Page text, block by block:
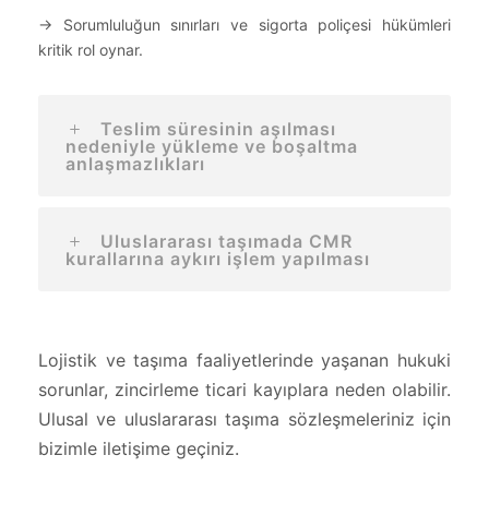
→ Sorumluluğun sınırları ve sigorta poliçesi hükümleri
kritik rol oynar.
Teslim süresinin aşılması
nedeniyle yükleme ve boşaltma
anlaşmazlıkları
Uluslararası taşımada CMR
kurallarına aykırı işlem yapılması
Lojistik ve taşıma faaliyetlerinde yaşanan hukuki
sorunlar, zincirleme ticari kayıplara neden olabilir.
Ulusal ve uluslararası taşıma sözleşmeleriniz için
bizimle iletişime geçiniz.